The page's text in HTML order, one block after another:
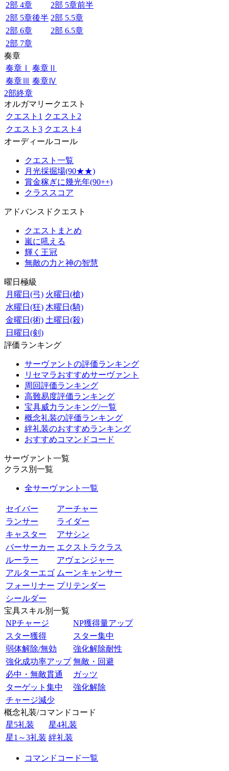
2部 4章
2部 5章前半
2部 5章後半 2部 5.5章
2部 6章
2部 6.5章
2部 7章
奏章
奏章Ⅰ
奏章Ⅱ
奏章Ⅲ 奏章Ⅳ
2部終章
オルガマリークエスト
クエスト1 クエスト2
クエスト3 クエスト4
オーディールコール
クエスト一覧
月光採掘場(90★★)
賞金稼ぎに幾光年(90++)
クラススコア
アドバンスドクエスト
クエストまとめ
嵐に吼える
輝く王冠
無敵の力と神の智慧
曜日極級
月曜日(弓) 火曜日(槍)
水曜日(狂) 木曜日(騎)
金曜日(術) 土曜日(殺)
日曜日(剣)
評価ランキング
サーヴァントの評価ランキング
リセマラおすすめサーヴァント
周回評価ランキング
高難易度評価ランキング
宝具威力ランキング/一覧
概念礼装の評価ランキング
絆礼装のおすすめランキング
おすすめコマンドコード
サーヴァント一覧
クラス別一覧
全サーヴァント一覧
セイバー
アーチャー
ランサー
ライダー
キャスター
アサシン
バーサーカー エクストラクラス
ルーラー
アヴェンジャー
アルターエゴ ムーンキャンサー
フォーリナー プリテンダー
シールダー
宝具スキル別一覧
NPチャージ
NP獲得量アップ
スター獲得
スター集中
弱体解除/無効
強化解除耐性
強化成功率アップ 無敵・回避
必中・無敵貫通
ガッツ
ターゲット集中
強化解除
チャージ減少
概念礼装/コマンドコード
星5礼装
星4礼装
星1～3礼装 絆礼装
コマンドコード一覧